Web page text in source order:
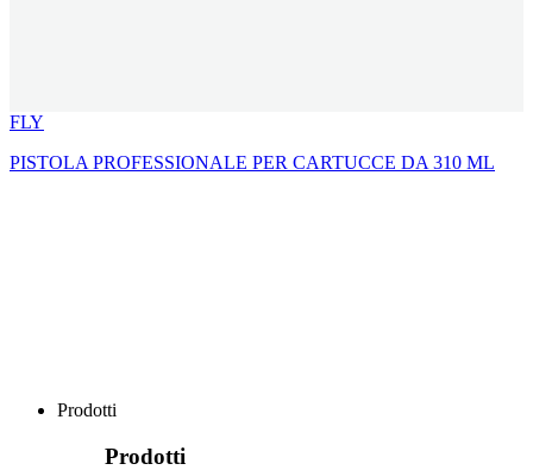
FLY
PISTOLA PROFESSIONALE PER CARTUCCE DA 310 ML
Prodotti
Prodotti